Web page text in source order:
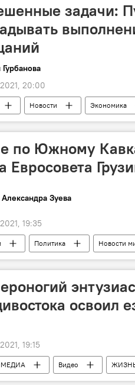
задачи:
20:00
Новости Экономика
по Южному
Евросовета
Александра Зуева
19:35
Политика Новости
освоил
19:15
Видео